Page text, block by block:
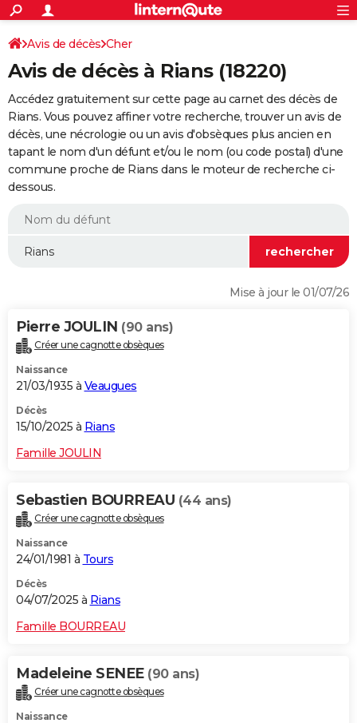
ACTUALITÉS
Politique
Société
Faits Divers
Education
Monde
Villes
+
SPORT
Coupe du monde 2026
Football
Tennis
Cyclisme
Rugby
Forum
Programme TV
TNT
Streaming
Cinéma
Sorties cinéma
Musique
+
FINANCE
Retraite
Epargne
Immobilier
Risques naturels par ville
Assurance
AUTO
Essais
Réserver un essai
Citadines
Berlines
SUV
Forum auto
+
HIGH-TECH
BRICOLAGE
WEEK-END
Alimentation
Guide de la santé
Maladies
Médicaments
Sommeil
VOYAGE
Destinations
City break
Voyage nature
Voyage de noces
Forum
Climat
+PHOTO
GUIDES D'ACHAT
Carte de Noël
Carte Bonne année
Carte Saint-Valentin
Carte Pâques
Carte d'anniversaire
DICTIONNAIRE
Dictionnaire
Biographies
Citations
Expressions
Proverbes
PROGRAMME TV
S'inscrire
Se connecter
Lycées
Collèges
Primaires
Universités
Entreprises
Service militaire
Avis de recherche
AVIS DE DÉCÈS
FORUM
Bricolage
Lifestyle
Culture
Television
Voyage
Avis de décès Cher
Avis de décès à Rians (18220)
Accédez gratuitement sur cette page au carnet des décès de
Rians. Vous pouvez affiner votre recherche, trouver un avis de
décès, une nécrologie ou un avis d'obsèques plus ancien en
tapant le nom d'un défunt et/ou le nom (ou code postal) d'une
commune proche de Rians dans le moteur de recherche ci-
dessous.
Mise à jour le 01/07/26
Pierre JOULIN (90 ans)
Créer une cagnotte obsèques
Naissance
21/03/1935 à Veaugues
Décès
15/10/2025 à Rians
Famille JOULIN
Sebastien BOURREAU (44 ans)
Créer une cagnotte obsèques
Naissance
24/01/1981 à Tours
Décès
04/07/2025 à Rians
Famille BOURREAU
Madeleine SENEE (90 ans)
Créer une cagnotte obsèques
Naissance